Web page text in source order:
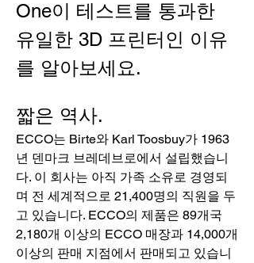
One이 테스트를 통과한
유일한 3D 프린터인 이유
를 알아보세요.
짧은 역사.
ECCO는 Birte와 Karl Toosbuy가 1963
년 덴마크 브레데브로에서 설립했습니
다. 이 회사는 아직 가족 소유로 경영되
며 전 세계적으로 21,400명의 직원을 두
고 있습니다. ECCO의 제품은 89개국
2,180개 이상의 ECCO 매장과 14,000개
이상의 판매 지점에서 판매되고 있습니